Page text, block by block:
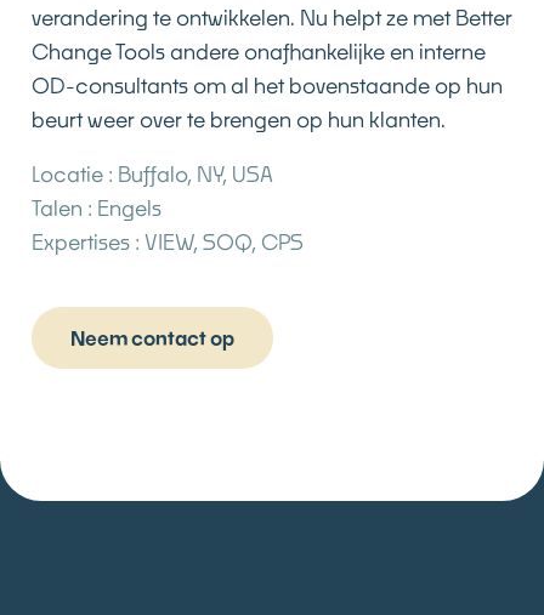
verandering te ontwikkelen. Nu helpt ze met Better
Change Tools andere onafhankelijke en interne
OD-consultants om al het bovenstaande op hun
beurt weer over te brengen op hun klanten.
Locatie : Buffalo, NY, USA
Talen : Engels
Expertises : VIEW, SOQ, CPS
Neem contact op